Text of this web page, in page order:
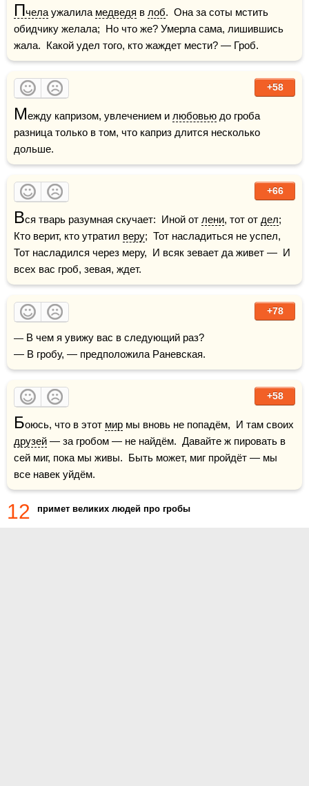
Пчела ужалила медведя в лоб.  Она за соты мстить
обидчику желала;  Но что же? Умерла сама, лишившись
жала.  Какой удел того, кто жаждет мести? — Гроб.
+58
Между капризом, увлечением и любовью до гроба
разница только в том, что каприз длится несколько
дольше.
+66
Вся тварь разумная скучает:  Иной от лени, тот от дел;
Кто верит, кто утратил веру;  Тот насладиться не успел,
Тот насладился через меру,  И всяк зевает да живет —  И
всех вас гроб, зевая, ждет.
+78
— В чем я увижу вас в следующий раз?
— В гробу, — предположила Раневская.
+58
Боюсь, что в этот мир
друзей — за гробом — не найдём.  Давайте ж пировать в
сей миг, пока мы живы.  Быть может, миг пройдёт — мы
все навек уйдём.
12 примет великих людей про гробы